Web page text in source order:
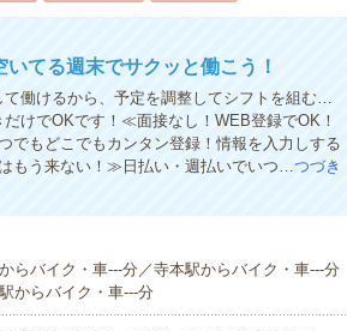
てる週末でサクッと働こう！
て働けるから、予定を調整してシフトを組む…
けでOKです！≪面接なし！WEB登録でOK！
でもどこでもカンタン登録！情報を入力しする
もう来ない！≫日払い・週払いでいつ…つづき
らバイク・車---分／寺本駅からバイク・車---分
からバイク・車---分